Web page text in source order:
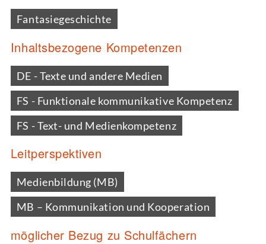
Fantasiegeschichte
Inhaltsbezogene Kompetenzen
DE - Texte und andere Medien
FS - Funktionale kommunikative Kompetenz
FS - Text- und Medienkompetenz
Leitperspektiven
Medienbildung (MB)
MB – Kommunikation und Kooperation
möglicher Bezug zu Schulfächern